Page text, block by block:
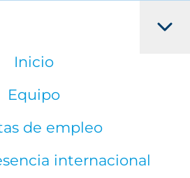
Inicio
Equipo
de empleo
internacional